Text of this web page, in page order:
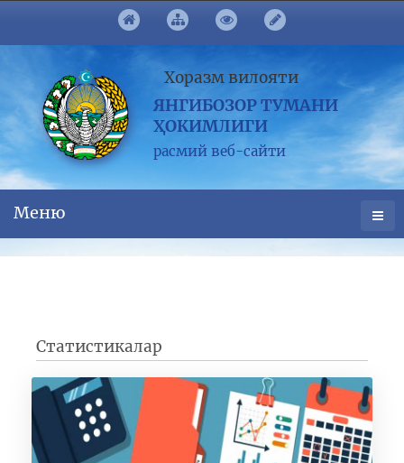
Хоразм вилояти
ЯНГИБОЗОР ТУМАНИ
ҲОКИМЛИГИ
расмий веб-сайти
Меню
Статистикалар